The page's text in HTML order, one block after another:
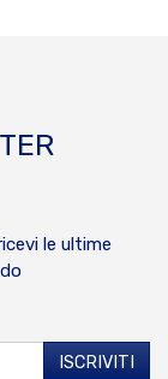
le ultime